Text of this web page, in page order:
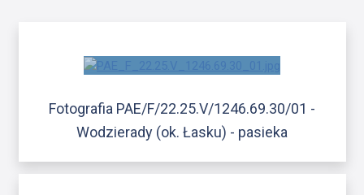
Fotografia PAE/F/22.25.V/1246.69.30/01 -
Wodzierady (ok. Łasku) - pasieka